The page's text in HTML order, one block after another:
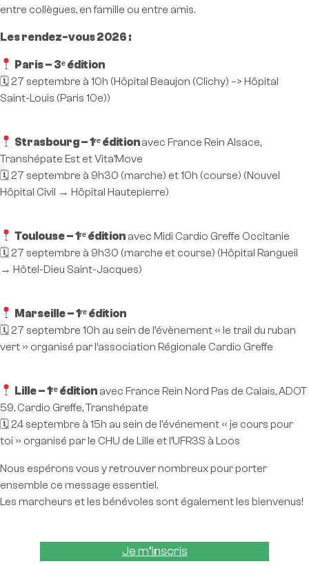
entre collègues, en famille ou entre amis.
Les rendez-vous 2026 :
Paris – 3ᵉ édition
🗓 27 septembre à 10h (Hôpital Beaujon (Clichy) –> Hôpital
Saint-Louis (Paris 10e))
Strasbourg – 1ʳᵉ éditionavec France Rein Alsace,
Transhépate Est et Vita’Move
🗓 27 septembre à 9h30 (marche) et 10h (course) (Nouvel
Hôpital Civil → Hôpital Hautepierre)
Toulouse – 1ʳᵉ édition avec Midi Cardio Greffe Occitanie
🗓 27 septembre à 9h30 (marche et course) (Hôpital Rangueil
→ Hôtel-Dieu Saint-Jacques)
Marseille – 1ʳᵉ édition
🗓 27 septembre 10h au sein de l’évènement « le trail du ruban
vert » organisé par l’association Régionale Cardio Greffe
Lille – 1ʳᵉ édition avec France Rein Nord Pas de Calais, ADOT
59, Cardio Greffe, Transhépate
🗓 24 septembre à 15h au sein de l’événement « je cours pour
toi » organisé par le CHU de Lille et l’UFR3S à Loos
Nous espérons vous y retrouver nombreux pour porter
ensemble ce message essentiel.
Les marcheurs et les bénévoles sont également les bienvenus!
Je m’inscris